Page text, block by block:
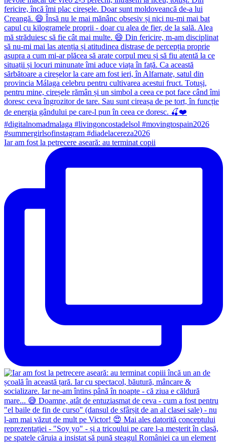
Iar am fost la petrecere aseară: au terminat copii